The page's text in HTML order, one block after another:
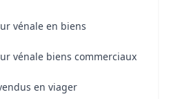
vénale en biens
vénale biens commerciaux
en viager